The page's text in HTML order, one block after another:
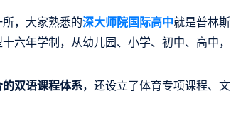
，大家熟悉的深大师院国际高中就是普林斯
六年学制，从幼儿园、小学、初中、高中，
双语课程体系，还设立了体育专项课程、文